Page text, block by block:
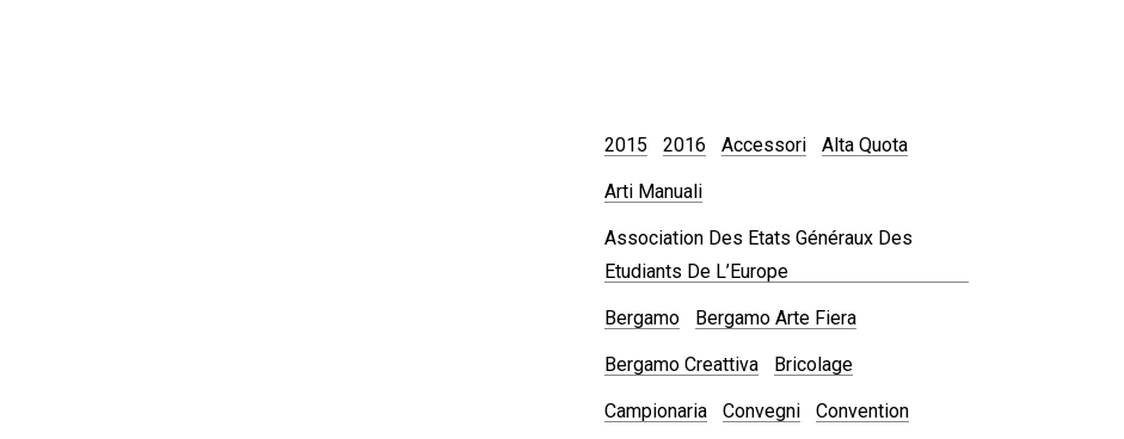
2015 2016 Accessori Alta Quota
Arti Manuali
Association Des Etats Généraux Des
Etudiants De L’Europe
Bergamo Bergamo Arte Fiera
Bergamo Creattiva Bricolage
Campionaria Convegni Convention